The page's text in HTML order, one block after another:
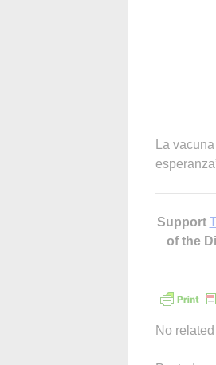
La
Support
of the
No